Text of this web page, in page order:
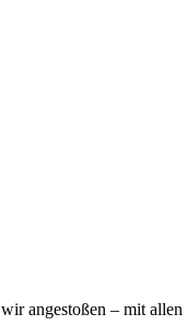
angestoßen – mit